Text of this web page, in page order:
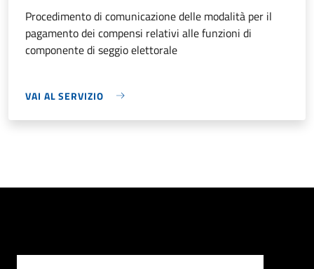
Procedimento di comunicazione delle modalità per il
pagamento dei compensi relativi alle funzioni di
componente di seggio elettorale
VAI AL SERVIZIO